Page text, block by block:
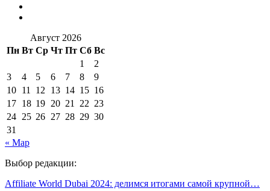
Август 2026
Пн Вт Ср Чт Пт Сб Вс
1
2
3
4 5 6 7 8
9
10 11 12 13 14 15 16
17 18 19 20 21 22 23
24 25 26 27 28 29 30
31
« Мар
Выбор редакции:
Affiliate World Dubai 2024: делимся итогами самой крупной…